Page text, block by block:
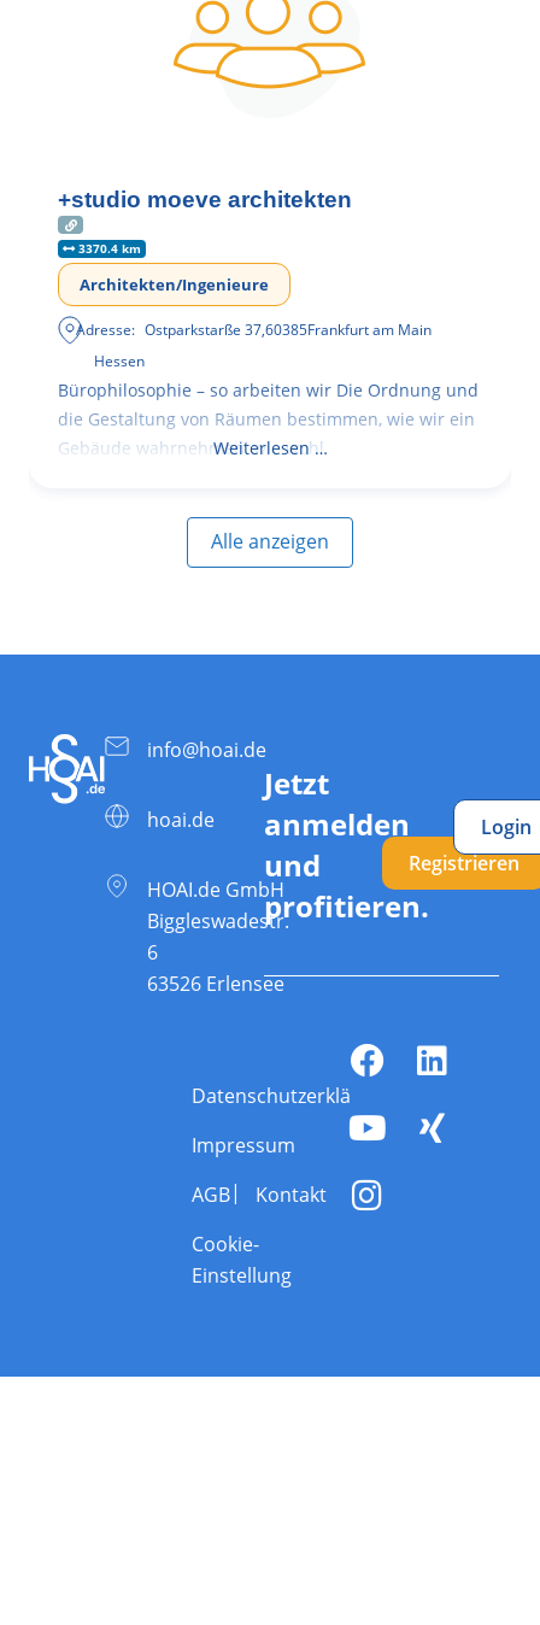
+studio moeve architekten
3370.4 km
Architekten/Ingenieure
Adresse: Ostparkstarße 37,60385Frankfurt am Main
Hessen
Bürophilosophie – so arbeiten wir Die Ordnung und
die Gestaltung von Räumen bestimmen, wie wir ein
Gebäude wahrnehmen, wie wohl
Weiterlesen …
Alle anzeigen
info@hoai.de
hoai.de
HOAI.de GmbH
Biggleswadestr.
6
63526 Erlensee
Jetzt
anmelden
und
profitieren.
Registrieren
Login
Datenschutzerklärung
Impressum
AGB
Kontakt
Cookie-
Einstellung